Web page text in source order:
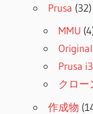
Prusa (32)
MMU
Prusa
クロー
作成物